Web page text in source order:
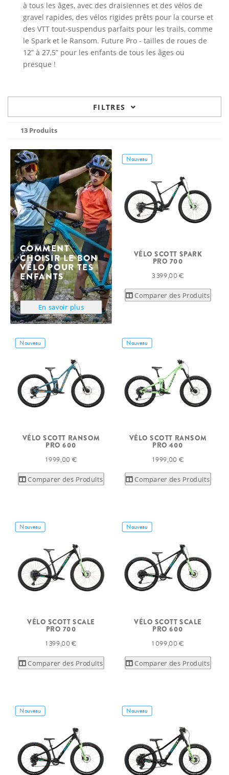
à tous les âges, avec des draisiennes et des vélos de
gravel rapides, des vélos rigides prêts pour la course et
des VTT tout-suspendus parfaits pour les trails, comme
le Spark et le Ransom. Future Pro - tailles de roues de
12” à 27,5” pour les enfants de tous les âges ou
presque !
FILTRES
13 Produits
COMMENT
CHOISIR LE BON
VÉLO POUR TES
ENFANTS
En savoir plus
Nouveau
VÉLO SCOTT SPARK
PRO 700
3 399,00 €
Comparer des Produits
Nouveau
VÉLO SCOTT RANSOM
PRO 600
1 999,00 €
Comparer des Produits
Nouveau
VÉLO SCOTT RANSOM
PRO 400
1 999,00 €
Comparer des Produits
Nouveau
VÉLO SCOTT SCALE
PRO 700
1 399,00 €
Comparer des Produits
Nouveau
VÉLO SCOTT SCALE
PRO 600
1 099,00 €
Comparer des Produits
Nouveau Nouveau